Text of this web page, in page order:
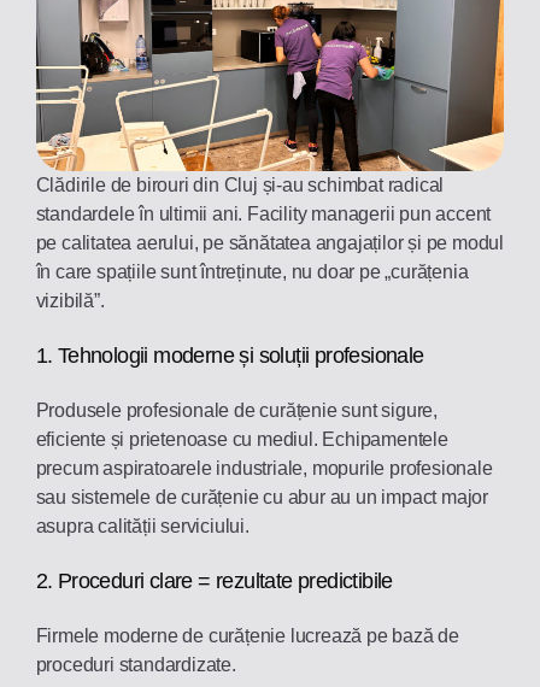
Clădirile de birouri din Cluj și-au schimbat radical
standardele în ultimii ani. Facility managerii pun accent
pe calitatea aerului, pe sănătatea angajaților și pe modul
în care spațiile sunt întreținute, nu doar pe „curățenia
vizibilă”.
1. Tehnologii moderne și soluții profesionale
Produsele profesionale de curățenie sunt sigure,
eficiente și prietenoase cu mediul. Echipamentele
precum aspiratoarele industriale, mopurile profesionale
sau sistemele de curățenie cu abur au un impact major
asupra calității serviciului.
2. Proceduri clare = rezultate predictibile
Firmele moderne de curățenie lucrează pe bază de
proceduri standardizate.